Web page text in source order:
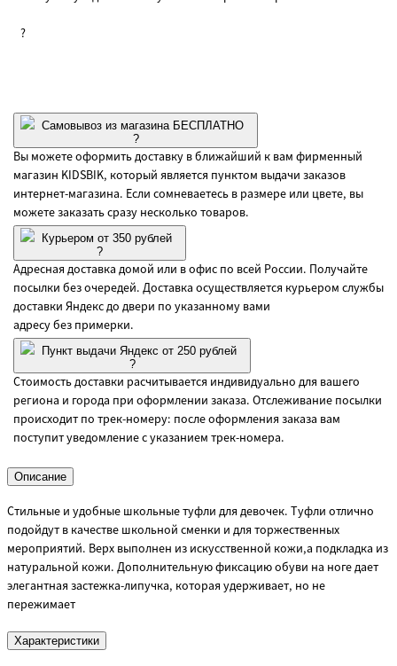
?
Самовывоз из магазина БЕСПЛАТНО
?
Вы можете оформить доставку в ближайший к вам фирменный
магазин KIDSBIK, который является пунктом выдачи заказов
интернет-магазина. Если сомневаетесь в размере или цвете, вы
можете заказать сразу несколько товаров.
Курьером от 350 рублей
?
Адресная доставка домой или в офис по всей России. Получайте
посылки без очередей. Доставка осуществляется курьером службы
доставки Яндекс до двери по указанному вами
адресу без примерки.
Пункт выдачи Яндекс от 250 рублей
?
Стоимость доставки расчитывается индивидуально для вашего
региона и города при оформлении заказа. Отслеживание посылки
происходит по трек-номеру: после оформления заказа вам
поступит уведомление с указанием трек-номера.
Описание
Стильные и удобные школьные туфли для девочек. Туфли отлично
подойдут в качестве школьной сменки и для торжественных
мероприятий. Верх выполнен из искусственной кожи,а подкладка из
натуральной кожи. Дополнительную фиксацию обуви на ноге дает
элегантная застежка-липучка, которая удерживает, но не
пережимает
Характеристики